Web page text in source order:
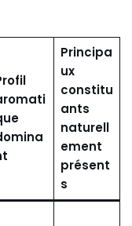
Principa
ux
constitu
ants
naturell
ement
présent
s